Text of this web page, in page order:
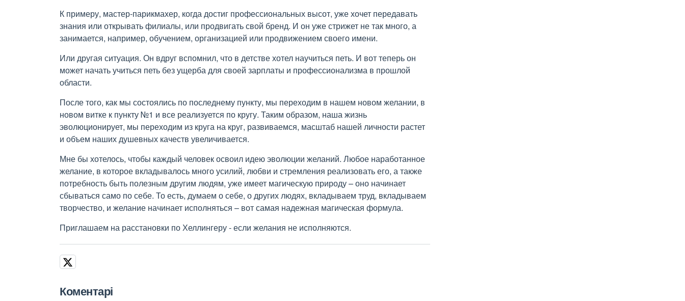
К примеру, мастер-парикмахер, когда достиг профессиональных высот, уже хочет передавать
знания или открывать филиалы, или продвигать свой бренд. И он уже стрижет не так много, а
занимается, например, обучением, организацией или продвижением своего имени.
Или другая ситуация. Он вдруг вспомнил, что в детстве хотел научиться петь. И вот теперь он
может начать учиться петь без ущерба для своей зарплаты и профессионализма в прошлой
области.
После того, как мы состоялись по последнему пункту, мы переходим в нашем новом желании, в
новом витке к пункту №1 и все реализуется по кругу. Таким образом, наша жизнь
эволюционирует, мы переходим из круга на круг, развиваемся, масштаб нашей личности растет
и объем наших душевных качеств увеличивается.
Мне бы хотелось, чтобы каждый человек освоил идею эволюции желаний. Любое наработанное
желание, в которое вкладывалось много усилий, любви и стремления реализовать его, а также
потребность быть полезным другим людям, уже имеет магическую природу – оно начинает
сбываться само по себе. То есть, думаем о себе, о других людях, вкладываем труд, вкладываем
творчество, и желание начинает исполняться – вот самая надежная магическая формула.
Приглашаем на расстановки по Хеллингеру - если желания не исполняются.
Коментарі